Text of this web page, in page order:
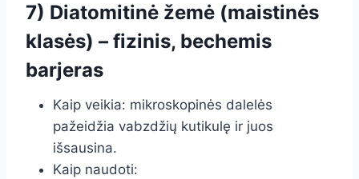
7) Diatomitinė žemė (maistinės
klasės) – fizinis, bechemis
barjeras
Kaip veikia: mikroskopinės dalelės
pažeidžia vabzdžių kutikulę ir juos
išsausina.
Kaip naudoti: